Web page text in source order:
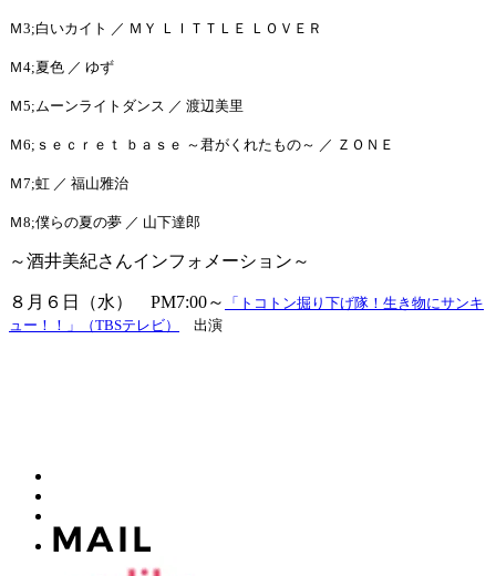
Ｍ3;白いカイト ／ ＭＹ ＬＩＴＴＬＥ ＬＯＶＥＲ
Ｍ4;夏色 ／ ゆず
Ｍ5;ムーンライトダンス ／ 渡辺美里
Ｍ6;ｓｅｃｒｅｔ ｂａｓｅ ～君がくれたもの～ ／ ＺＯＮＥ
Ｍ7;虹 ／ 福山雅治
Ｍ8;僕らの夏の夢 ／ 山下達郎
～酒井美紀さんインフォメーション～
８月６日（水） PM7:00～
「トコトン掘り下げ隊！生き物にサンキ
ュー！！」（TBSテレビ）
出演